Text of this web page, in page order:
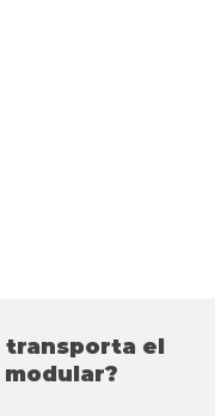
transporta el